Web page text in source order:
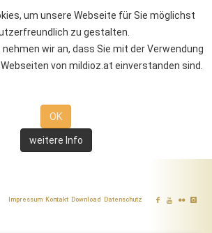
um unsere Webseite für Sie möglichst
zu gestalten.
wir an, dass Sie mit der Verwendung
von mildioz.at einverstanden sind.
OK
weitere Info
Impressum Kontakt Download Datenschutz